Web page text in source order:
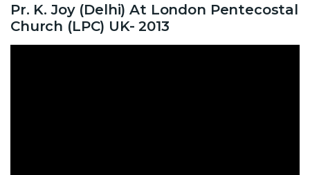
Pr. K. Joy (Delhi) At London Pentecostal
Church (LPC) UK- 2013